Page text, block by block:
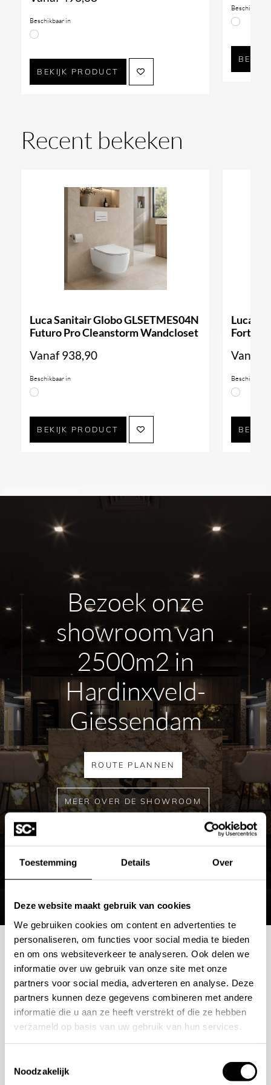
Toestemming Details Over
Deze website maakt gebruik van cookies
We gebruiken cookies om content en advertenties te
personaliseren, om functies voor social media te bieden
en om ons websiteverkeer te analyseren. Ook delen we
informatie over uw gebruik van onze site met onze
partners voor social media, adverteren en analyse. Deze
partners kunnen deze gegevens combineren met andere
informatie die u aan ze heeft verstrekt of die ze hebben
verzameld op basis van uw gebruik van hun services.
Noodzakelijk
Beschikbaar in
BEKIJK PRODUCT
Beschikbaar
Recent bekeken
Luca Sanitair Globo GLSETMES04N
Futuro Pro Cleanstorm Wandcloset
Vanaf938,90
Beschikbaar in
BEKIJK PRODUCT
Luca
Forty3
Vanaf
Beschikbaar
Bezoek onze
showroom van
2500m2 in
Hardinxveld-
Giessendam
ROUTE PLANNEN
MEER OVER DE SHOWROOM
Mogelijkheden
bespreken?
Wilt u ook iedere dag genieten van een luxe badkamer?
Neem contact met ons op voor een intake gesprek.